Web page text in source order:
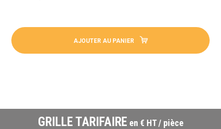
AJOUTER AU PANIER
GRILLE TARIFAIRE en € HT / pièce